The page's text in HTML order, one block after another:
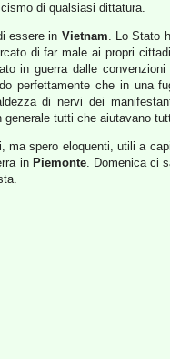
di qualsiasi dittatura.
essere in Vietnam. Lo Stato
di far male ai propri
in guerra dalle
perfettamente che in una
di nervi dei
tutti che aiutavano
spero eloquenti, utili a
in Piemonte. Domenica ci